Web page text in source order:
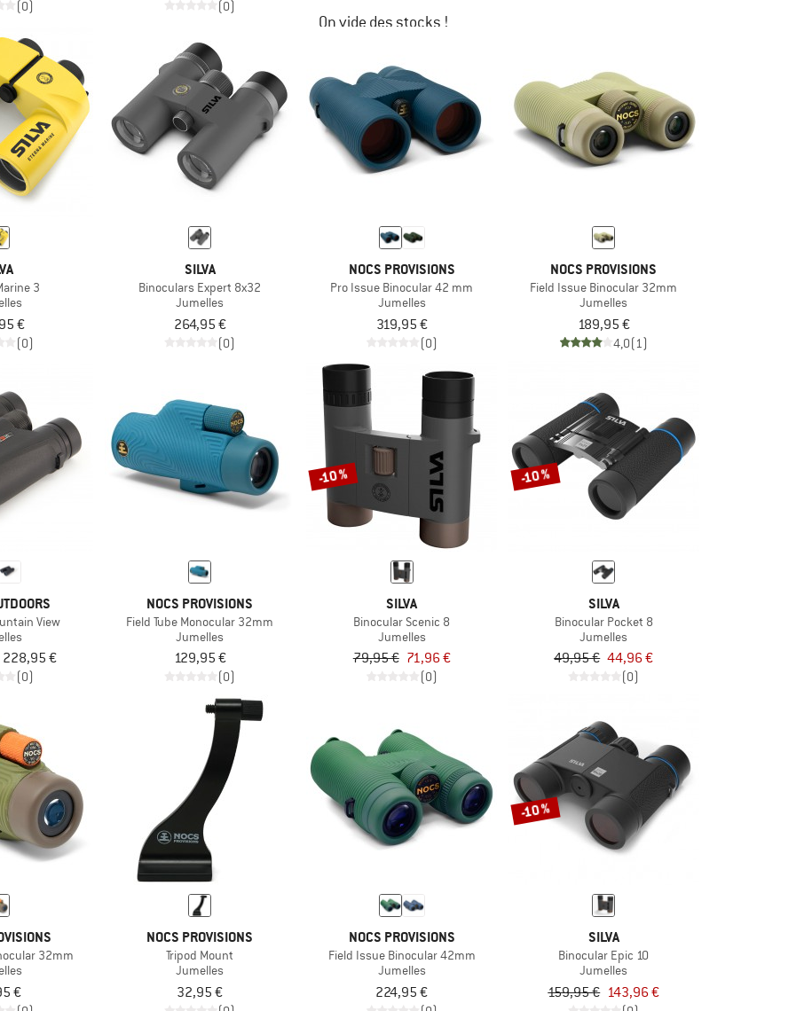
(0) (0)
On vide des stocks !
LE DÉSTOCKAGE
3
€
(0)
SILVA
Binoculars Expert 8x32
Jumelles
264,95 €
(0)
NOCS PROVISIONS
Pro Issue Binocular 42 mm
Jumelles
319,95 €
(0)
NOCS PROVISIONS
Field Issue Binocular 32mm
Jumelles
189,95 €
4,0(1)
View
228,95 €
(0)
NOCS PROVISIONS
Field Tube Monocular 32mm
Jumelles
129,95 €
(0)
-10 %
SILVA
Binocular Scenic 8
Jumelles
79,95 € 71,96 €
(0)
-10 %
SILVA
Binocular Pocket 8
Jumelles
49,95 € 44,96 €
(0)
32mm
€
NOCS PROVISIONS
Tripod Mount
Jumelles
32,95 €
NOCS PROVISIONS
Field Issue Binocular 42mm
Jumelles
224,95 €
-10 %
SILVA
Binocular Epic 10
Jumelles
159,95 € 143,96 €